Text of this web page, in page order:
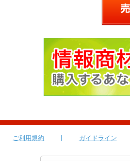
ご利用規約 ガイドライン